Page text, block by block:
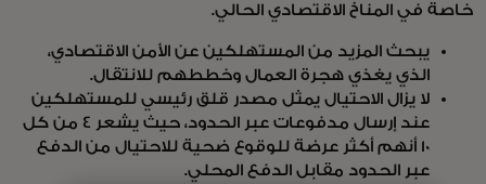
خاصة في المناخ الاقتصادي الحالي.
يبحث المزيد من المستهلكين عن الأمن الاقتصادي،
الذي يغذي هجرة العمال وخططهم للانتقال.
لا يزال الاحتيال يمثل مصدر قلق رئيسي للمستهلكين
عند إرسال مدفوعات عبر الحدود، حيث يشعر 4 من كل
10 أنهم أكثر عرضة للوقوع ضحية للاحتيال من الدفع
عبر الحدود مقابل الدفع المحلي.